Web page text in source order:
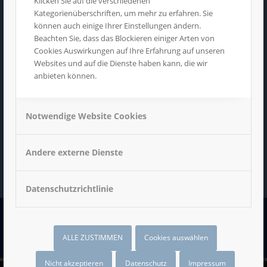
Kategorienüberschriften, um mehr zu erfahren. Sie
können auch einige Ihrer Einstellungen ändern.
Beachten Sie, dass das Blockieren einiger Arten von
Cookies Auswirkungen auf Ihre Erfahrung auf unseren
Websites und auf die Dienste haben kann, die wir
anbieten können.
Notwendige Website Cookies
Andere externe Dienste
Datenschutzrichtlinie
ALLE ZUSTIMMEN Cookies auswählen
Nicht akzeptieren Datenschutz Impressum
Wir vermarkten bundesweit unsere eigenen
Werbenetzwerke an Partnerschulen. Die
Distribution erfolgt über eigene
Dienstleister. Hierzu betreiben wir auch mit
eigenes Zentrallager.
EIGENE NETZWERKE &